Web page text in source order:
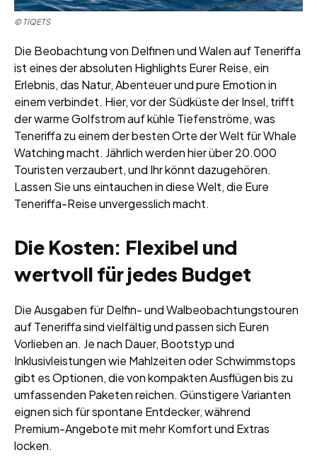
© TIQETS
Die Beobachtung von Delfinen und Walen auf Teneriffa
ist eines der absoluten Highlights Eurer Reise, ein
Erlebnis, das Natur, Abenteuer und pure Emotion in
einem verbindet. Hier, vor der Südküste der Insel, trifft
der warme Golfstrom auf kühle Tiefenströme, was
Teneriffa zu einem der besten Orte der Welt für Whale
Watching macht. Jährlich werden hier über 20.000
Touristen verzaubert, und Ihr könnt dazugehören.
Lassen Sie uns eintauchen in diese Welt, die Eure
Teneriffa-Reise unvergesslich macht.
Die Kosten: Flexibel und
wertvoll für jedes Budget
Die Ausgaben für Delfin- und Walbeobachtungstouren
auf Teneriffa sind vielfältig und passen sich Euren
Vorlieben an. Je nach Dauer, Bootstyp und
Inklusivleistungen wie Mahlzeiten oder Schwimmstops
gibt es Optionen, die von kompakten Ausflügen bis zu
umfassenden Paketen reichen. Günstigere Varianten
eignen sich für spontane Entdecker, während
Premium-Angebote mit mehr Komfort und Extras
locken.